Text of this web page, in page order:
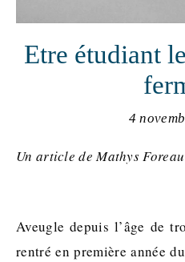
Etre étudiant
4
Un article de Mathys Foreau
Aveugle depuis l’âge de
rentré en première année